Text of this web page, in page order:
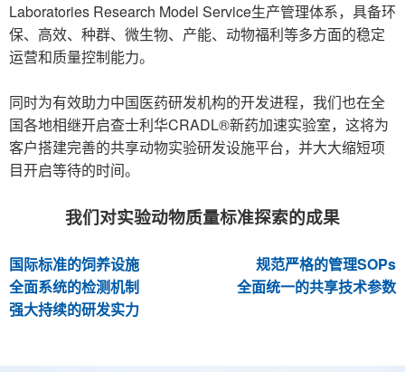
Laboratories Research Model Service生产管理体系，具备环
保、高效、种群、微生物、产能、动物福利等多方面的稳定
运营和质量控制能力。
同时为有效助力中国医药研发机构的开发进程，我们也在全
国各地相继开启查士利华CRADL®新药加速实验室，这将为
客户搭建完善的共享动物实验研发设施平台，并大大缩短项
目开启等待的时间。
我们对实验动物质量标准探索的成果
国际标准的饲养设施
规范严格的管理SOPs
全面系统的检测机制
全面统一的共享技术参数
强大持续的研发实力